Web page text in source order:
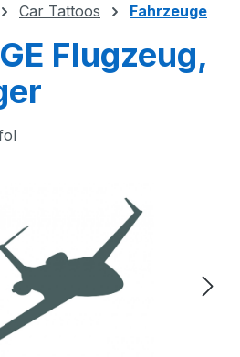
Car Tattoos Fahrzeuge
Flugzeug,